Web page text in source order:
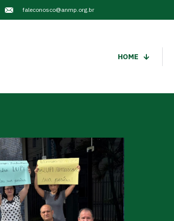
faleconosco@anmp.org.br
HOME